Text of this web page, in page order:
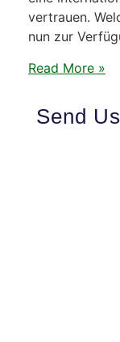
vertrauen.
nun zur
Read More »
Send